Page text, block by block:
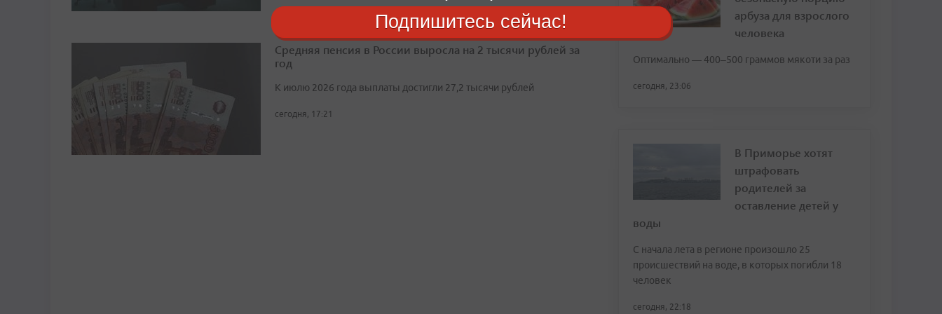
Средняя пенсия в России выросла на 2 тысячи рублей за
год
К июлю 2026 года выплаты достигли 27,2 тысячи рублей
сегодня, 17:21
арбуза для взрослого
человека
Оптимально — 400–500 граммов мякоти за раз
сегодня, 23:06
В Приморье хотят
штрафовать
родителей за
оставление детей у
воды
С начала лета в регионе произошло 25
происшествий на воде, в которых погибли 18
человек
сегодня, 22:18
Подпишитесь сейчас!